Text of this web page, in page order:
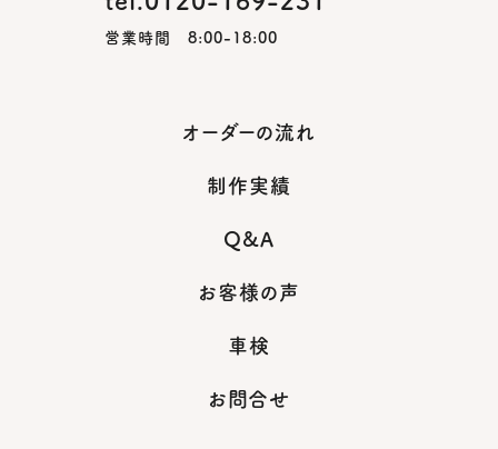
営業時間 8:00-18:00
オーダーの流れ
制作実績
Q&A
お客様の声
車検
お問合せ